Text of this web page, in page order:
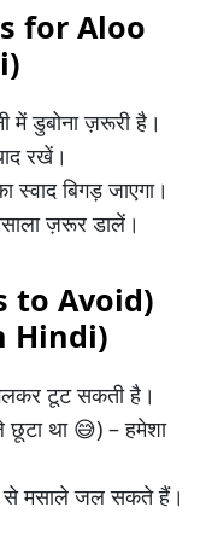
for Aloo
में डुबोना ज़रूरी है।
रखें।
स्वाद बिगड़ जाएगा।
ज़रूर डालें।
to Avoid)
Hindi)
टूट सकती है।
था 😅) – हमेशा
से मसाले जल सकते हैं।